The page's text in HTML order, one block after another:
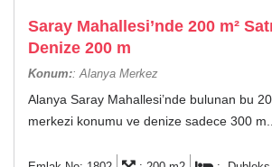
Saray Mahallesi’nde 200 m²
Denize 200 m
Konum:: Alanya Merkez
Alanya Saray Mahallesi’nde bulunan bu
merkezi konumu ve denize sadece 300